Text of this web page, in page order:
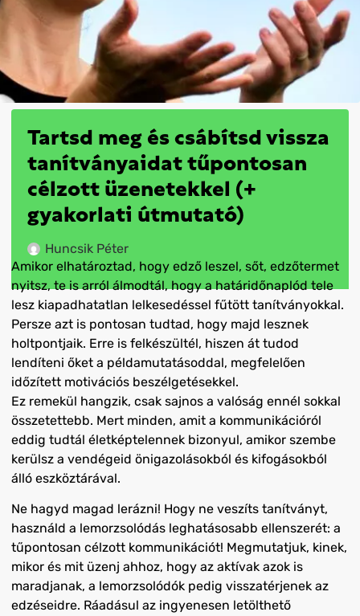
Tartsd meg és csábítsd vissza
tanítványaidat tűpontosan
célzott üzenetekkel (+
gyakorlati útmutató)
Huncsik Péter
Amikor elhatároztad, hogy edző leszel, sőt, edzőtermet
nyitsz, te is arról álmodtál, hogy a határidőnaplód tele
lesz kiapadhatatlan lelkesedéssel fűtött tanítványokkal.
Persze azt is pontosan tudtad, hogy majd lesznek
holtpontjaik. Erre is felkészültél, hiszen át tudod
lendíteni őket a példamutatásoddal, megfelelően
időzített motivációs beszélgetésekkel.
Ez remekül hangzik, csak sajnos a valóság ennél sokkal
összetettebb. Mert minden, amit a kommunikációról
eddig tudtál életképtelennek bizonyul, amikor szembe
kerülsz a vendégeid önigazolásokból és kifogásokból
álló eszköztárával.
Ne hagyd magad lerázni! Hogy ne veszíts tanítványt,
használd a lemorzsolódás leghatásosabb ellenszerét: a
tűpontosan célzott kommunikációt! Megmutatjuk, kinek,
mikor és mit üzenj ahhoz, hogy az aktívak azok is
maradjanak, a lemorzsolódók pedig visszatérjenek az
edzéseidre. Ráadásul az ingyenesen letölthető